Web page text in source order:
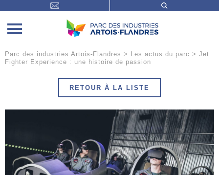
Parc des industries Artois-Flandres > Les actus du parc > Jet
Fighter Experience : une histoire de passion
RETOUR À LA LISTE